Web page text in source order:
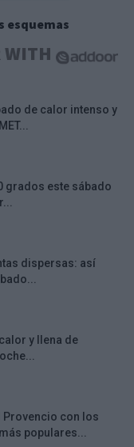
esquemas
WITH
de calor intenso y
grados este sábado
dispersas: así
y llena de
Provencio con los
populares...